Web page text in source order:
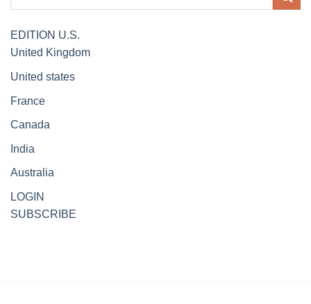
EDITION U.S.
United Kingdom
United states
France
Canada
India
Australia
LOGIN
SUBSCRIBE